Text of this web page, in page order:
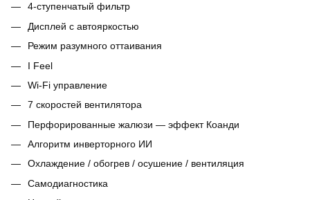
4-ступенчатый фильтр
Дисплей с автояркостью
Режим разумного оттаивания
I Feel
Wi‑Fi управление
7 скоростей вентилятора
Перфорированные жалюзи — эффект Коанди
Алгоритм инверторного ИИ
Охлаждение / обогрев / осушение / вентиляция
Самодиагностика